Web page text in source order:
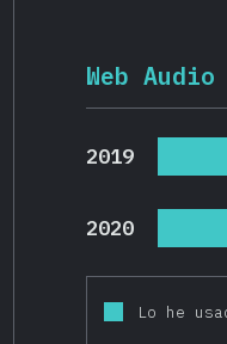
Web Audio
2019
2020
Lo he